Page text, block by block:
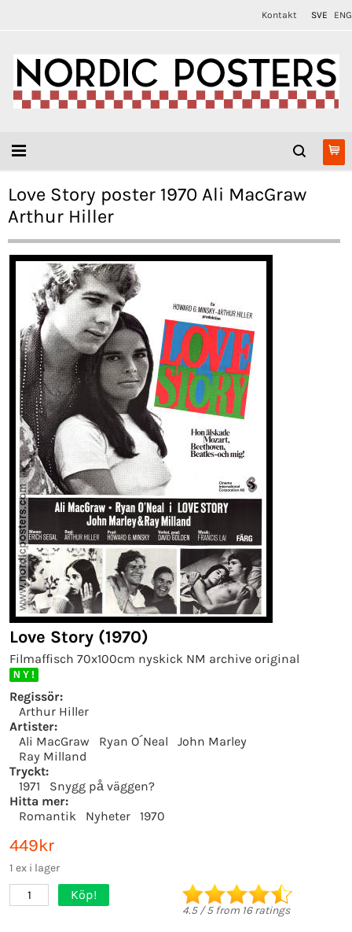
Kontakt SVE ENG
Love Story poster 1970 Ali MacGraw
Arthur Hiller
Love Story (1970)
Filmaffisch 70x100cm nyskick NM archive original
N Y !
Regissör:
Arthur Hiller
Artister:
Ali MacGraw
Ryan O´Neal
John Marley
Ray Milland
Tryckt:
1971
Snygg på väggen?
Hitta mer:
Romantik
Nyheter 1970
449kr
1 ex i lager
1 Köp!
4.5/5from 16ratings